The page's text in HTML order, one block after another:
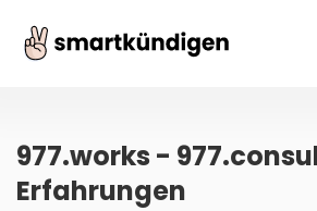
977.works -
Erfahrungen